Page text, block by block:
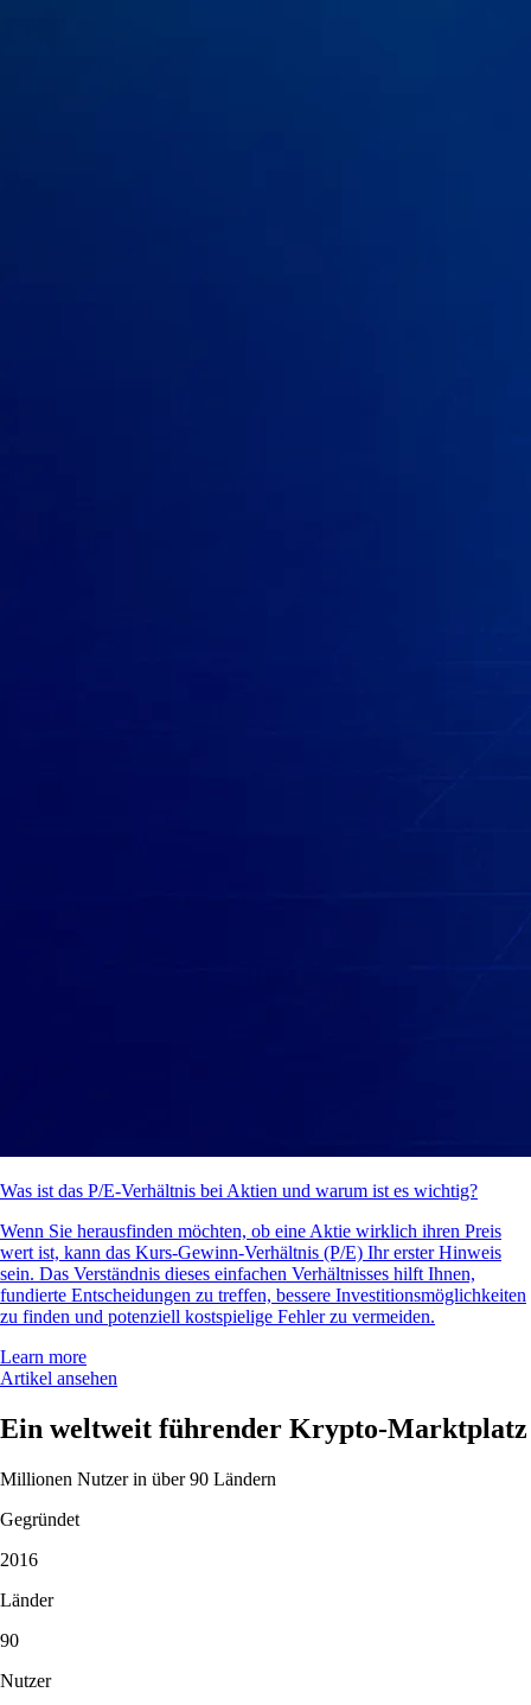
Was ist das P/E-Verhältnis bei Aktien und warum ist es wichtig?
Wenn Sie herausfinden möchten, ob eine Aktie wirklich ihren Preis
wert ist, kann das Kurs-Gewinn-Verhältnis (P/E) Ihr erster Hinweis
sein. Das Verständnis dieses einfachen Verhältnisses hilft Ihnen,
fundierte Entscheidungen zu treffen, bessere Investitionsmöglichkeiten
zu finden und potenziell kostspielige Fehler zu vermeiden.
Learn more
Artikel ansehen
Ein weltweit führender Krypto-Marktplatz
Millionen Nutzer in über 90 Ländern
Gegründet
2016
Länder
90
Nutzer